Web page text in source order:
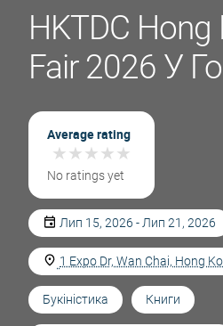
HKTDC
Fair 2026 У
Average rating
★★★★★
★★★★★
No ratings yet
Лип 15, 2026 - Лип 21, 2026
1 Expo Dr, Wan Chai, Hong
Букіністика Книги